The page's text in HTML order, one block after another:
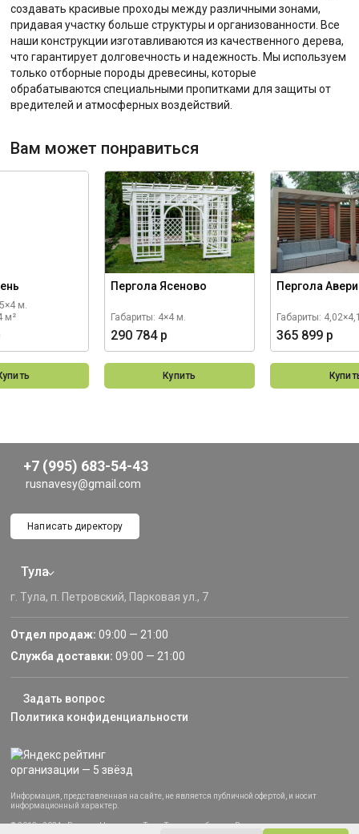
создавать красивые проходы между различными зонами,
придавая участку больше структуры и организованности. Все
наши конструкции изготавливаются из качественного дерева,
что гарантирует долговечность и надежность. Мы используем
только отборные породы древесины, которые
обрабатываются специальными пропитками для защиты от
вредителей и атмосферных воздействий.
Вам может понравиться
м.
м²
Пергола Ясеново
Габариты: 4×4 м.
290 784 р
Купить
Пергола
Габариты:
365 899 р
+7 (995) 683-54-43
rusnavesy@gmail.com
Написать директору
Тула
г. Тула, п. Петровский, Парковая ул., 7
Отдел продаж: 09:00 — 21:00
Служба доставки: 09:00 — 21:00
Задать вопрос
Политика конфиденциальности
Информация, представленная на сайте, не является публичной офертой, и носит
информационный характер.
© 2013–2024 «Русские Навесы» — Тула, Тульская область. Все права защищены.